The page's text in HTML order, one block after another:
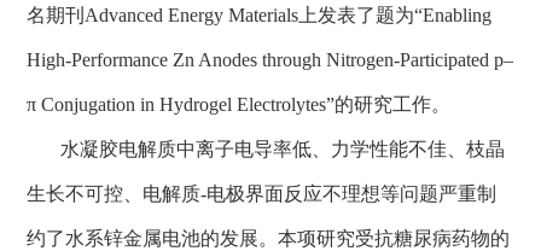
名期刊 Advanced Energy Materials 上发表了题为“Enabling
High-Performance Zn Anodes through Nitrogen-Participated p–
π Conjugation in Hydrogel Electrolytes”的研究工作。
水凝胶电解质中离子电导率低、力学性能不佳、枝晶
生长不可控、电解质-电极界面反应不理想等问题严重制
约了水系锌金属电池的发展。本项研究受抗糖尿病药物的